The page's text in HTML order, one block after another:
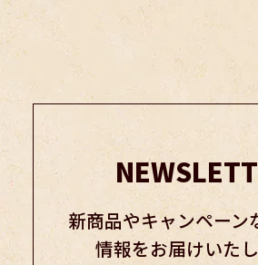
新商品やキャンペーン
情報をお届けいたし